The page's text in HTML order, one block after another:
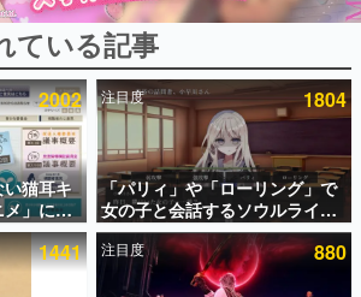
プ
ている記事ランキング
一覧
ている記事
2002
い猫耳キ
メ」に視
。違法
も含め
注目度 1804
「パリィ」や「ローリング」で
女の子と会話するソウルライク
恋愛ゲーム『小早川さんはソウ
ルライク』無料公開。返事に失
敗すると「YOU DIED」
1441 注目度 880